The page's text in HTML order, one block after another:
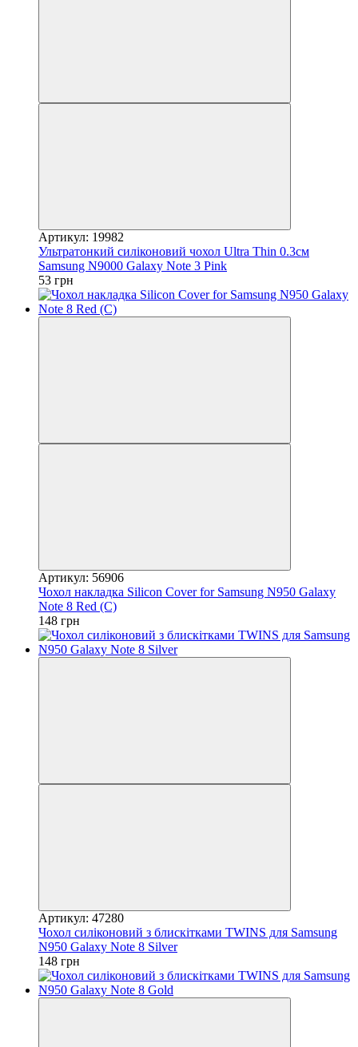
Артикул: 19982
Ультратонкий силіконовий чохол Ultra Thin 0.3см
Samsung N9000 Galaxy Note 3 Pink
53 грн
Артикул: 56906
Чохол накладка Silicon Cover for Samsung N950 Galaxy
Note 8 Red (C)
148 грн
Артикул: 47280
Чохол силіконовий з блискітками TWINS для Samsung
N950 Galaxy Note 8 Silver
148 грн